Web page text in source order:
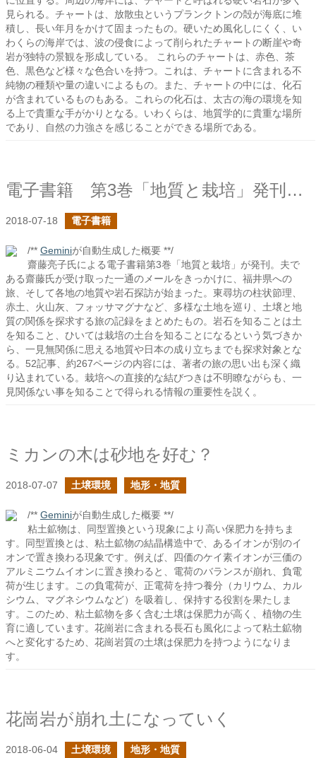
見られる。チャートは、放散虫というプランクトンの殻が海底に堆
積し、長い年月をかけて固まったもの。硬いため風化しにくく、い
わくらの海岸では、波の侵食によって削られたチャートの断崖や奇
岩が独特の景観を形成している。 これらのチャートは、赤色、茶
色、黒色など様々な色合いを持つ。これは、チャートに含まれる不
純物の種類や量の違いによるもの。また、チャートの中には、化石
が含まれているものもある。これらの化石は、太古の海の環境を知
る上で貴重な手がかりとなる。いわくらは、地質学的に貴重な場所
であり、自然の力強さを感じることができる場所である。
電子書籍 第3巻「地質と栽培」発刊しました！
2018-07-18 電子書籍
/** Geminiが自動生成した概要 **/
齋藤亮子氏による電子書籍第3巻「地質と栽培」が発刊。夫で
ある齋藤氏が受け取った一通のメールをきっかけに、福井県への
旅、そして各地の地質や岩石探訪が始まった。東尋坊の柱状節理、
赤土、火山灰、フォッサマグナなど、多様な土地を巡り、土壌と地
質の関係を探求する旅の記録をまとめたもの。岩石を知ることは土
を知ること、ひいては栽培の土台を知ることになるという気づきか
ら、一見無関係に思える地質や日本の成り立ちまでも探求対象とな
る。52記事、約267ページの内容には、著者の旅の思い出も深く織
り込まれている。栽培への直接的な結びつきは不明瞭ながらも、一
見関係ない事を知ることで得られる情報の重要性を説く。
ミカンの木は砂地を好む？
2018-07-07 土壌環境 地形・地質
/** Geminiが自動生成した概要 **/
粘土鉱物は、同型置換という現象により高い保肥力を持ちま
す。同型置換とは、粘土鉱物の結晶構造中で、あるイオンが別のイ
オンで置き換わる現象です。例えば、四価のケイ素イオンが三価の
アルミニウムイオンに置き換わると、電荷のバランスが崩れ、負電
荷が生じます。この負電荷が、正電荷を持つ養分（カリウム、カル
シウム、マグネシウムなど）を吸着し、保持する役割を果たしま
す。このため、粘土鉱物を多く含む土壌は保肥力が高く、植物の生
育に適しています。花崗岩に含まれる長石も風化によって粘土鉱物
へと変化するため、花崗岩質の土壌は保肥力を持つようになりま
す。
花崗岩が崩れ土になっていく
2018-06-04 土壌環境 地形・地質